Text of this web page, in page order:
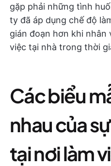
gặp phải những tình
ty đã áp dụng chế độ
gián đoạn hơn khi nhân
việc tại nhà trong thời
Các biểu
nhau của
tại nơi làm